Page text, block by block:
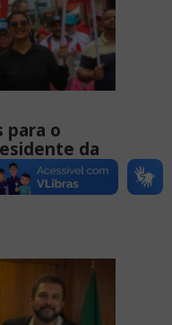
para o
da
IR